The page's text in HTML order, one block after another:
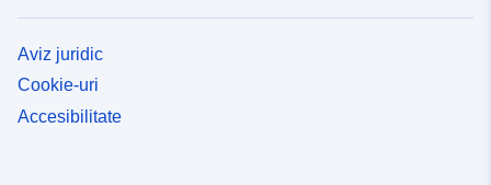
Aviz juridic
Cookie-uri
Accesibilitate